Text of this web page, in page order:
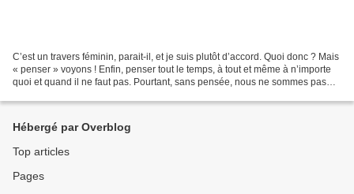
C’est un travers féminin, parait-il, et je suis plutôt d’accord. Quoi donc ? Mais
« penser » voyons ! Enfin, penser tout le temps, à tout et même à n’importe
quoi et quand il ne faut pas. Pourtant, sans pensée, nous ne sommes pas
Hébergé par Overblog
Top articles
Pages